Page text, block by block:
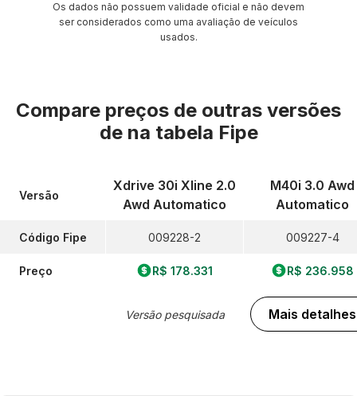
Os dados não possuem validade oficial e não devem
ser considerados como uma avaliação de veículos
usados.
Compare preços de outras versões
de na tabela Fipe
Versão
Código Fipe
Preço
Xdrive 30i Xline 2.0
Awd Automatico
009228-2
R$ 178.331
Versão pesquisada
M40i 3.0 Awd
Automatico
009227-4
R$ 236.958
Mais detalhes